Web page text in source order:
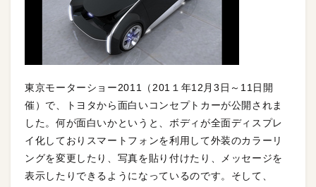
東京モーターショー2011（201１年12月3日～11日開
催）で、トヨタから面白いコンセプトカーが公開されま
した。何が面白いかというと、ボディが全面ディスプレ
イ化しておりスマートフォンを利用して外装のカラーリ
ングを変更したり、写真を貼り付けたり、メッセージを
表示したりできるようになっているのです。そして、